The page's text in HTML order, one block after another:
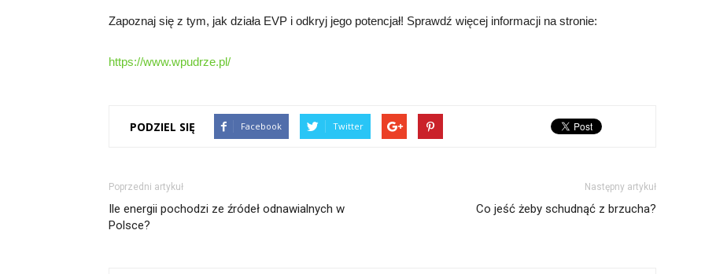
Zapoznaj się z tym, jak działa EVP i odkryj jego potencjał! Sprawdź więcej informacji na stronie:
https://www.wpudrze.pl/
PODZIEL SIĘ Facebook Twitter
Poprzedni artykuł
Ile energii pochodzi ze źródeł odnawialnych w
Polsce?
Następny artykuł
Co jeść żeby schudnąć z brzucha?